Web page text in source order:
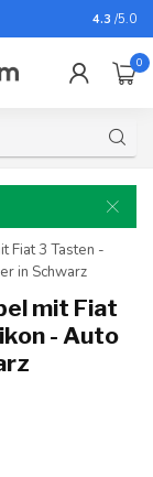
Für fast
4.3 /5.0
0
Fiat 3 Tasten -
in Schwarz
mit Fiat
- Auto